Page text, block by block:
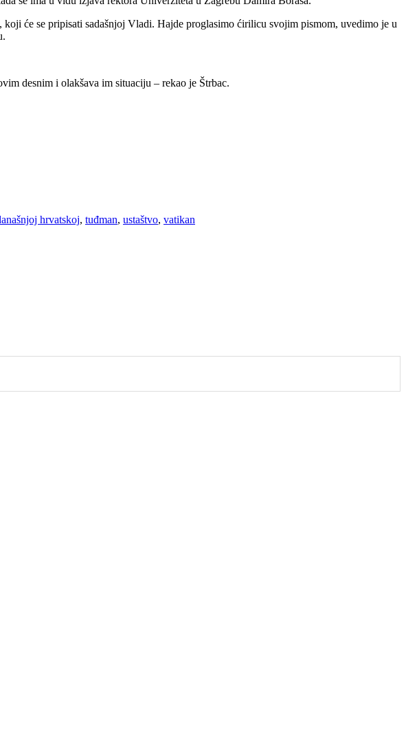
će se pripisati sadašnjoj Vladi. Hajde proglasimo ćirilicu svojim pismom, uvedimo je u
desnim i olakšava im situaciju – rekao je Štrbac.
hrvatskoj, tuđman, ustaštvo, vatikan